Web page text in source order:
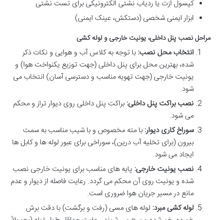
کپسول ازت یا ردیاب نشتی الکترونیکی برای تست نشتی
ابزار ایمنی شخصی (دستکش، عینک ایمنی)
مراحل نصب پنل داخلی، یونیت خارجی و لوله کشی
انتخاب محل نصب: با توجه به کلاس آب و هوایی و نکات ذکر
شده، بهترین محل برای پنل داخلی (جهت توزیع یکنواخت هوا) و
یونیت خارجی (جهت تهویه مناسب و دسترسی آسان) انتخاب می
شود.
نصب براکت پنل داخلی: براکت پنل داخلی روی دیوار تراز و محکم
می شود.
سوراخ کاری دیوار: با مته مخصوص و با شیب مناسب به سمت
بیرون (برای تخلیه آب درین)، سوراخی برای عبور لوله ها و کابل ها
ایجاد می شود.
نصب یونیت خارجی: پایه های مناسب برای یونیت خارجی نصب
شده و یونیت روی آن محکم می گردد. رعایت فاصله از دیوار و عدم
مانع در مسیر جریان هوا ضروری است.
لوله کشی مبرد: لوله های مسی (رفت و برگشت) با دقت برش